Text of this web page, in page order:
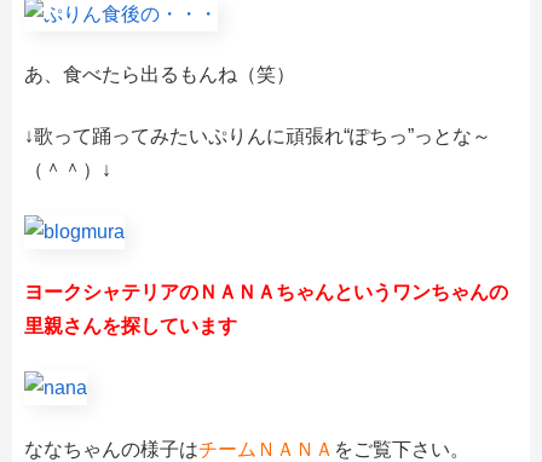
あ、食べたら出るもんね（笑）
↓歌って踊ってみたいぷりんに頑張れ“ぽちっ”っとな～
（＾＾）↓
ヨークシャテリアのＮＡＮＡちゃんというワンちゃんの
里親さんを探しています
ななちゃんの様子はチームＮＡＮＡ をご覧下さい。